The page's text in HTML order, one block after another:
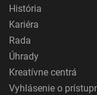
História
Kariéra
Rada
Úhrady
Kreatívne centrá
Vyhlásenie o